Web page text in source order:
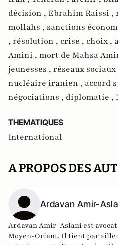
décision , Ebrahim Raissi ,
mollahs , sanctions
, résolution , crise , choix ,
Amini , mort de Mahsa
jeunesses , réseaux sociaux
nucléaire iranien , accord
négociations , diplomatie ,
THEMATIQUES
International
A PROPOS DES
Ardavan Amir-
Ardavan Amir-Aslani est
Moyen-Orient. Il tient par